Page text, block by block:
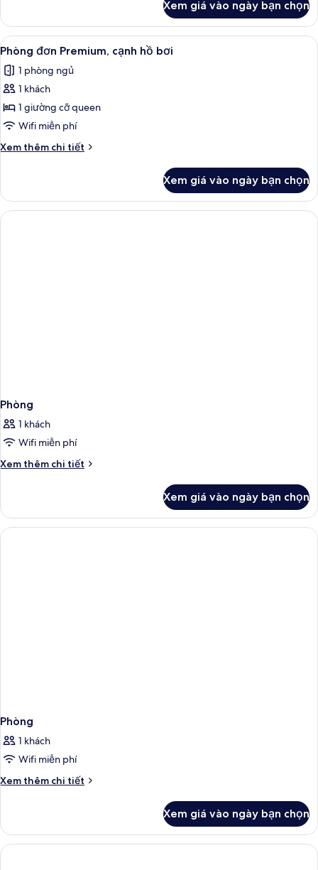
Phòng
đôi
Premium,
hồ
bơi
Xem giá vào ngày bạn chọn
Xem
tất
cả
ảnh
Phòng
đơn
Premium,
cạnh
bơi
5
Phòng đơn Premium, cạnh hồ bơi
1 phòng ngủ
1 khách
1 giường cỡ queen
Wifi miễn phí
Xem thêm chi tiết
Chi
Phòng
đơn
Premium,
Xem giá vào ngày bạn chọn
Phòng
1 khách
Wifi miễn phí
Xem thêm chi tiết
Chi
Phòng
Xem giá vào ngày bạn chọn
Phòng
1 khách
Wifi miễn phí
Xem thêm chi tiết
Chi
Phòng
Xem giá vào ngày bạn chọn